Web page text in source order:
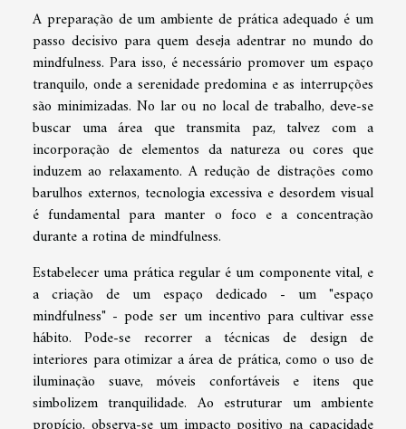
A preparação de um ambiente de prática adequado é um
passo decisivo para quem deseja adentrar no mundo do
mindfulness. Para isso, é necessário promover um espaço
tranquilo, onde a serenidade predomina e as interrupções
são minimizadas. No lar ou no local de trabalho, deve-se
buscar uma área que transmita paz, talvez com a
incorporação de elementos da natureza ou cores que
induzem ao relaxamento. A redução de distrações como
barulhos externos, tecnologia excessiva e desordem visual
é fundamental para manter o foco e a concentração
durante a rotina de mindfulness.
Estabelecer uma prática regular é um componente vital, e
a criação de um espaço dedicado - um "espaço
mindfulness" - pode ser um incentivo para cultivar esse
hábito. Pode-se recorrer a técnicas de design de
interiores para otimizar a área de prática, como o uso de
iluminação suave, móveis confortáveis e itens que
simbolizem tranquilidade. Ao estruturar um ambiente